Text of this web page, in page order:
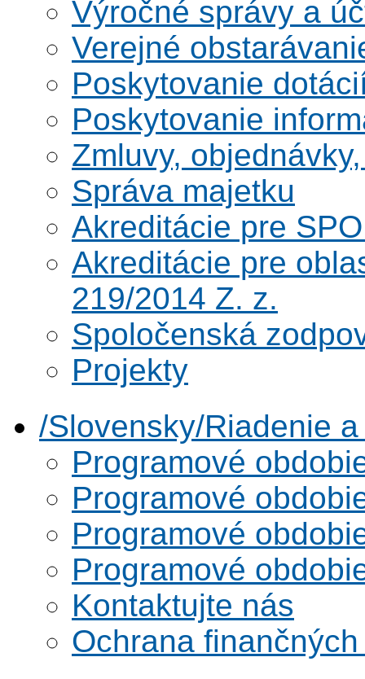
Výročné správy a
Verejné
Poskytovanie
Poskytovanie
Zmluvy,
Správa majetku
Akreditácie pre
Akreditácie pre
219/2014 Z. z.
Spoločenská
Projekty
/Slovensky/Riadenie
Programové
Programové
Programové
Programové
Kontaktujte nás
Ochrana